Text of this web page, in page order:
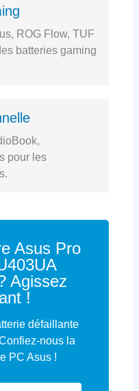
ROG Flow, TUF
batteries gaming
pour les
Asus Pro
Agissez
!
défaillante
nous la
PC Asus !